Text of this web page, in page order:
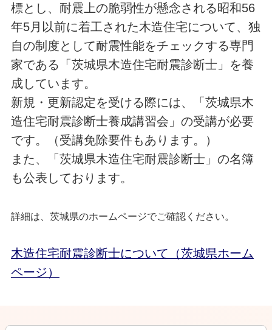
標とし、耐震上の脆弱性が懸念される昭和56
年5月以前に着工された木造住宅について、独
自の制度として耐震性能をチェックする専門
家である「茨城県木造住宅耐震診断士」を養
成しています。
新規・更新認定を受ける際には、「茨城県木
造住宅耐震診断士養成講習会」の受講が必要
です。（受講免除要件もあります。）
また、「茨城県木造住宅耐震診断士」の名簿
も公表しております。
詳細は、茨城県のホームページでご確認ください。
木造住宅耐震診断士について（茨城県ホーム
ページ）